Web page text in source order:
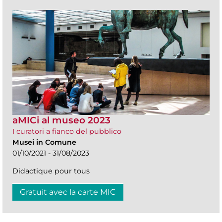
aMICi al museo 2023
I curatori a fianco del pubblico
Musei in Comune
01/10/2021 - 31/08/2023
Didactique pour tous
Gratuit avec la carte MIC